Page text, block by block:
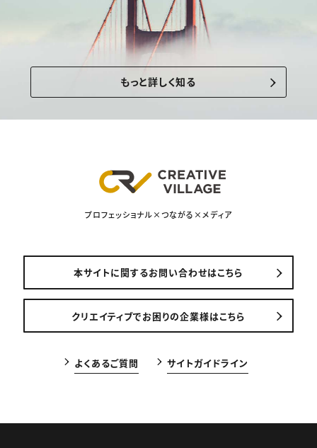
もっと詳しく知る
プロフェッショナル×つながる×メディア
本サイトに関するお問い合わせはこちら
クリエイティブでお困りの企業様はこちら
よくあるご質問 サイトガイドライン